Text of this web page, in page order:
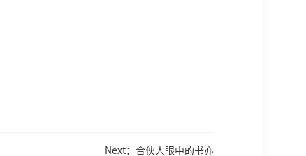
Next：合伙人眼中的书亦